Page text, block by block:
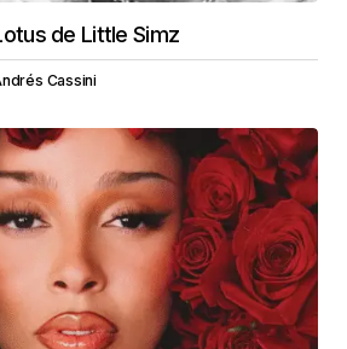
de Little Simz
Cassini